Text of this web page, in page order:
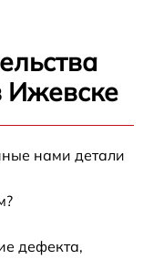
Ижевске
нами детали
дефекта,